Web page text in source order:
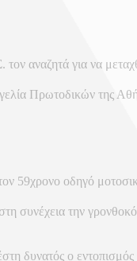
αναζητά για να
Πρωτοδικών της
59χρονο οδηγό
συνέχεια την
δυνατός ο